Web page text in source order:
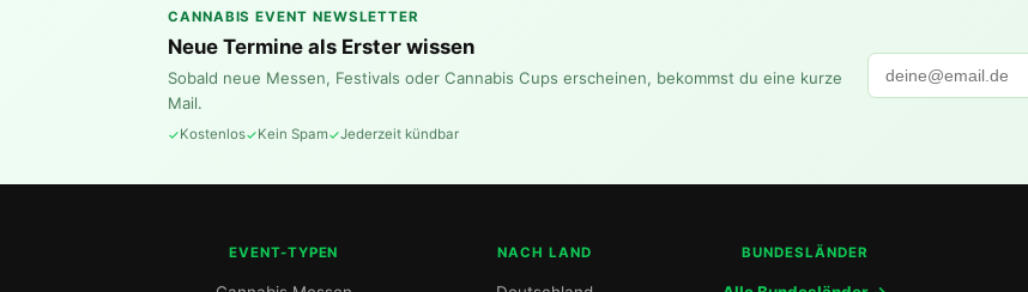
CANNABIS EVENT NEWSLETTER
Neue Termine als Erster wissen
Sobald neue Messen, Festivals oder Cannabis Cups erscheinen, bekommst du eine kurze
Mail.
Kostenlos Kein Spam Jederzeit kündbar
EVENT-TYPEN NACH LAND BUNDESLÄNDER